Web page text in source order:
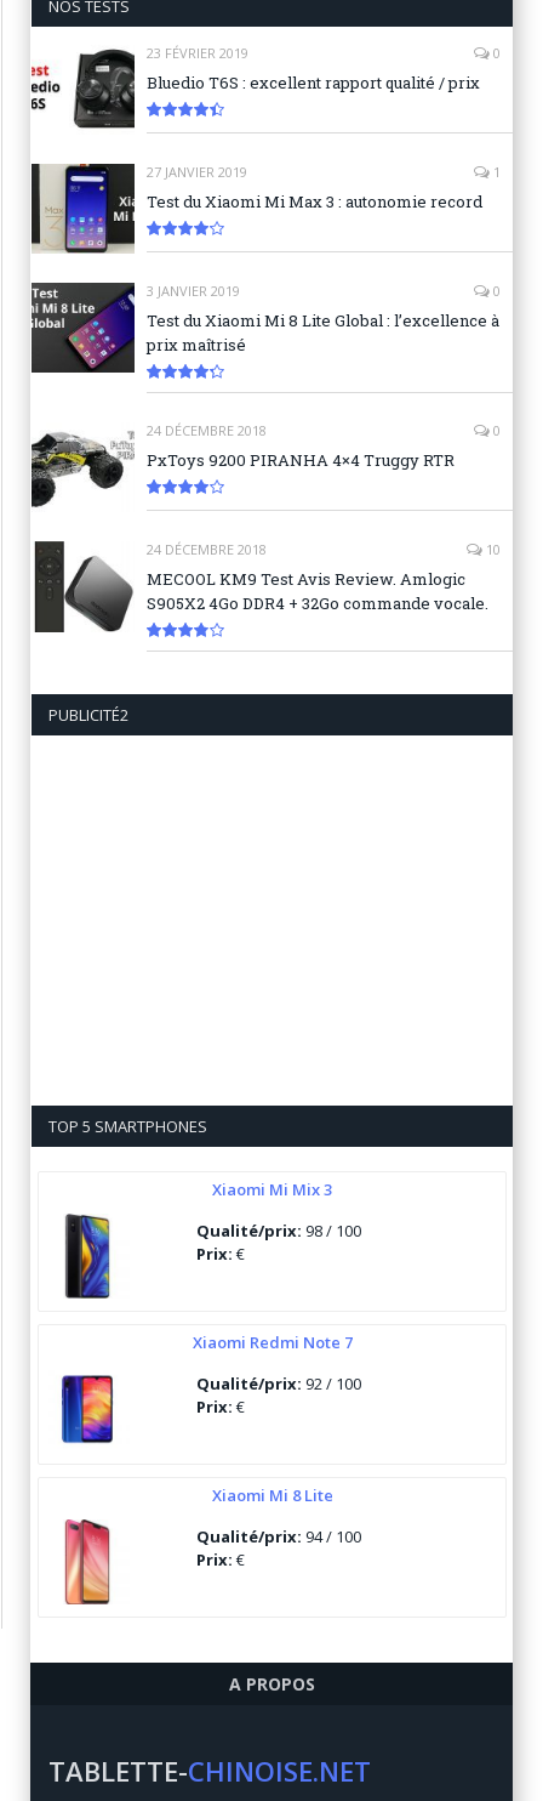
NOS TESTS
23 FÉVRIER 2019 0
Bluedio T6S : excellent rapport qualité / prix
8.9
27 JANVIER 2019 1
Test du Xiaomi Mi Max 3 : autonomie record
8.3
3 JANVIER 2019 0
Test du Xiaomi Mi 8 Lite Global : l’excellence à
prix maîtrisé
24 DÉCEMBRE 2018 0
PxToys 9200 PIRANHA 4×4 Truggy RTR
8.1
24 DÉCEMBRE 2018 10
MECOOL KM9 Test Avis Review. Amlogic
S905X2 4Go DDR4 + 32Go commande vocale.
PUBLICITÉ2
TOP 5 SMARTPHONES
Xiaomi Mi Mix 3
Qualité/prix: 98 / 100
Prix: €
Xiaomi Redmi Note 7
Qualité/prix: 92 / 100
Prix: €
Xiaomi Mi 8 Lite
Qualité/prix: 94 / 100
Prix: €
Qualité/prix:84 / 100
A PROPOS
TABLETTE-CHINOISE.NET